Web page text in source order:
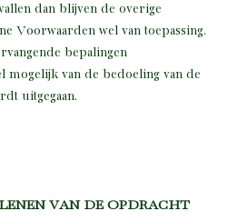
dan blijven de overige
Voorwaarden wel van toepassing.
bepalingen
mogelijk van de bedoeling van de
uitgegaan.
VAN DE OPDRACHT